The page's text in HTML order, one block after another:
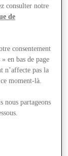
consulter notre
de
consentement
en bas de page
n’affecte pas la
moment-là.
nous partageons